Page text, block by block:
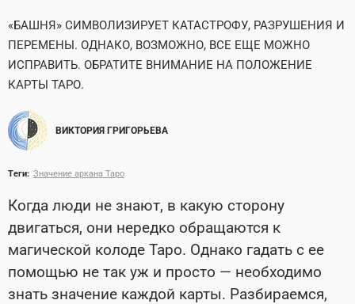
«БАШНЯ» СИМВОЛИЗИРУЕТ КАТАСТРОФУ, РАЗРУШЕНИЯ И
ПЕРЕМЕНЫ. ОДНАКО, ВОЗМОЖНО, ВСЕ ЕЩЕ МОЖНО
ИСПРАВИТЬ. ОБРАТИТЕ ВНИМАНИЕ НА ПОЛОЖЕНИЕ
КАРТЫ ТАРО.
ВИКТОРИЯ ГРИГОРЬЕВА
Теги: Значение аркана Таро
Когда люди не знают, в какую сторону
двигаться, они нередко обращаются к
магической колоде Таро. Однако гадать с ее
помощью не так уж и просто — необходимо
знать значение каждой карты. Разбираемся,